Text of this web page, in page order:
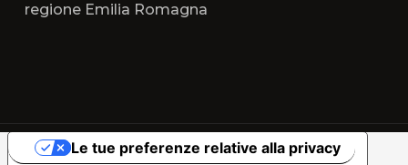
regione Emilia Romagna
Le tue preferenze relative alla privacy